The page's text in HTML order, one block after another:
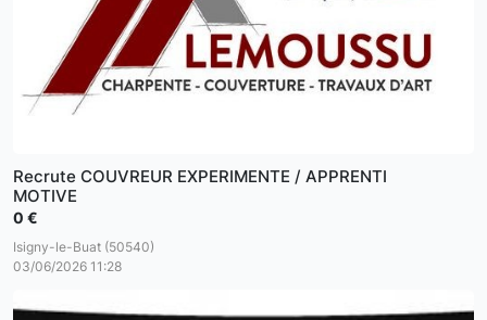
Recrute COUVREUR EXPERIMENTE / APPRENTI
MOTIVE
0 €
Isigny-le-Buat (50540)
03/06/2026 11:28